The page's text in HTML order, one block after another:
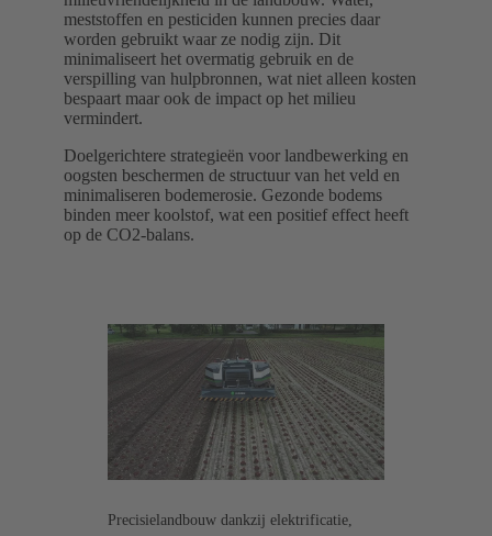
meststoffen en pesticiden kunnen precies daar
worden gebruikt waar ze nodig zijn. Dit
minimaliseert het overmatig gebruik en de
verspilling van hulpbronnen, wat niet alleen kosten
bespaart maar ook de impact op het milieu
vermindert.
Doelgerichtere strategieën voor landbewerking en
oogsten beschermen de structuur van het veld en
minimaliseren bodemerosie. Gezonde bodems
binden meer koolstof, wat een positief effect heeft
op de CO2-balans.
Precisielandbouw dankzij elektrificatie,